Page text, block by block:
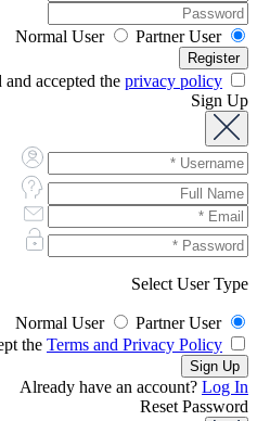
Normal User Partner User
privacy policy
Sign Up
Select User Type
Normal User
Partner User
Terms and Privacy Policy
Already have an account? Log In
Reset Password